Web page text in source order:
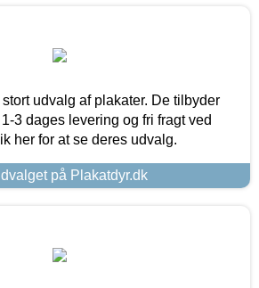
udvalg af plakater. De tilbyder
3 dages levering og fri fragt ved
her for at se deres udvalg.
på Plakatdyr.dk